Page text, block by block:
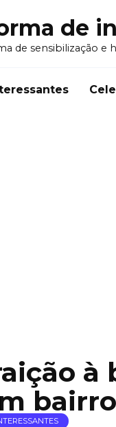
de
de sensibilização e
à